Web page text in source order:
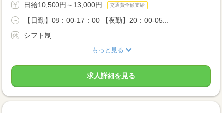
日給10,500円～13,000円 交通費全額支給
【日勤】08：00-17：00 【夜勤】20：00-05...
シフト制
もっと見る
求人詳細を見る